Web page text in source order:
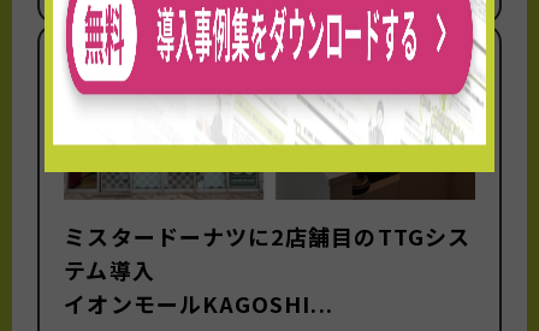
ミスタードーナツに2店舗目のTTGシス
テム導入
イオンモールKAGOSHI...